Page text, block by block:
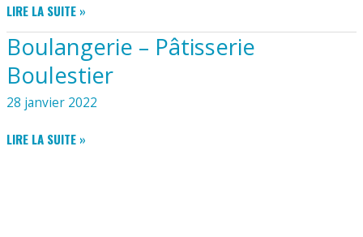
PMU
LE
THÉNACAIS
ÉPICERIE
–
BAR
LE
COMPTOIR
D’ICI
LIRE LA SUITE »
Boulangerie – Pâtisserie
Boulestier
28 janvier 2022
BOULANGERIE
LIRE LA SUITE »